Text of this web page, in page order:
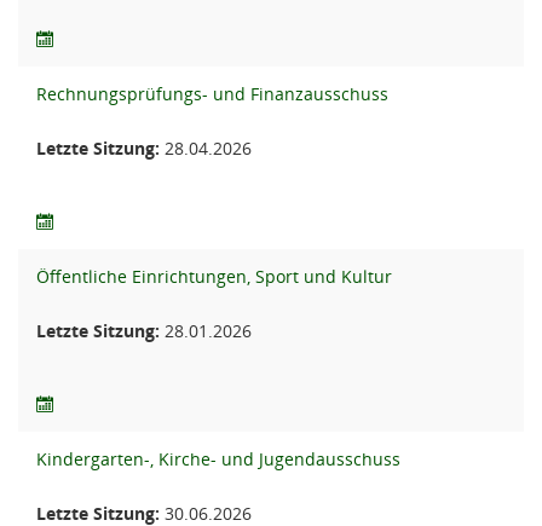
Rechnungsprüfungs- und Finanzausschuss
Letzte Sitzung: 28.04.2026
Öffentliche Einrichtungen, Sport und Kultur
Letzte Sitzung: 28.01.2026
Kindergarten-, Kirche- und Jugendausschuss
Letzte Sitzung: 30.06.2026